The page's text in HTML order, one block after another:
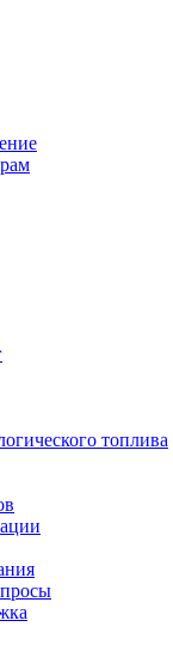
топлива